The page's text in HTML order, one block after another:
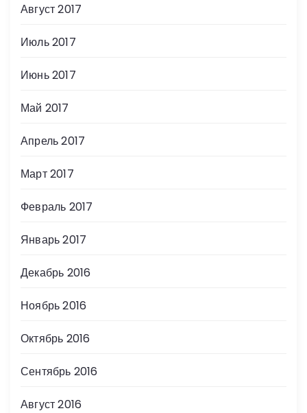
Август 2017
Июль 2017
Июнь 2017
Май 2017
Апрель 2017
Март 2017
Февраль 2017
Январь 2017
Декабрь 2016
Ноябрь 2016
Октябрь 2016
Сентябрь 2016
Август 2016